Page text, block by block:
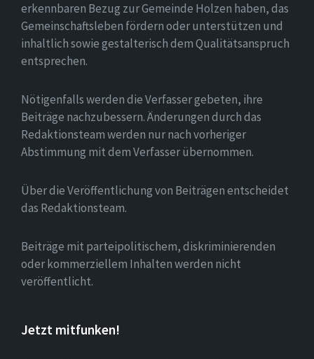
erkennbaren Bezug zur Gemeinde Holzen haben, das
Gemeinschaftsleben fördern oder unterstützen und
inhaltlich sowie gestalterisch dem Qualitätsanspruch
entsprechen.
Nötigenfalls werden die Verfasser gebeten, ihre
Beiträge nachzubessern. Änderungen durch das
Redaktionsteam werden nur nach vorheriger
Abstimmung mit dem Verfasser übernommen.
Über die Veröffentlichung von Beiträgen entscheidet
das Redaktionsteam.
Beiträge mit parteipolitischem, diskriminierenden
oder kommerziellem Inhalten werden nicht
veröffentlicht.
Jetzt mitfunken!